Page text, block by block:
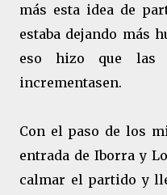
más esta idea de
estaba dejando más
eso hizo que las
incrementasen.
Con el paso de los
entrada de Iborra y
calmar el partido y